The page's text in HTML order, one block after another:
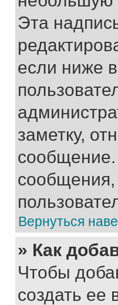
Эта
если ниже
заметку,
сообщение.
сообщения,
Вернуться
» Как
Чтобы
создать ее